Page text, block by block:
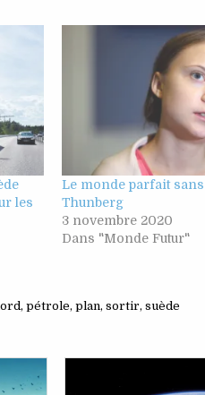
les
Le monde parfait
Thunberg
3 novembre 2020
Dans "Monde Futur"
,pétrole,plan,sortir,suède